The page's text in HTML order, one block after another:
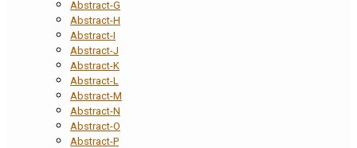
Abstract-G
Abstract-H
Abstract-I
Abstract-J
Abstract-K
Abstract-L
Abstract-M
Abstract-N
Abstract-O
Abstract-P